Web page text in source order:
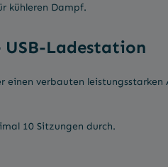
kühleren Dampf.
Ladestation
verbauten
10 Sitzungen durch.